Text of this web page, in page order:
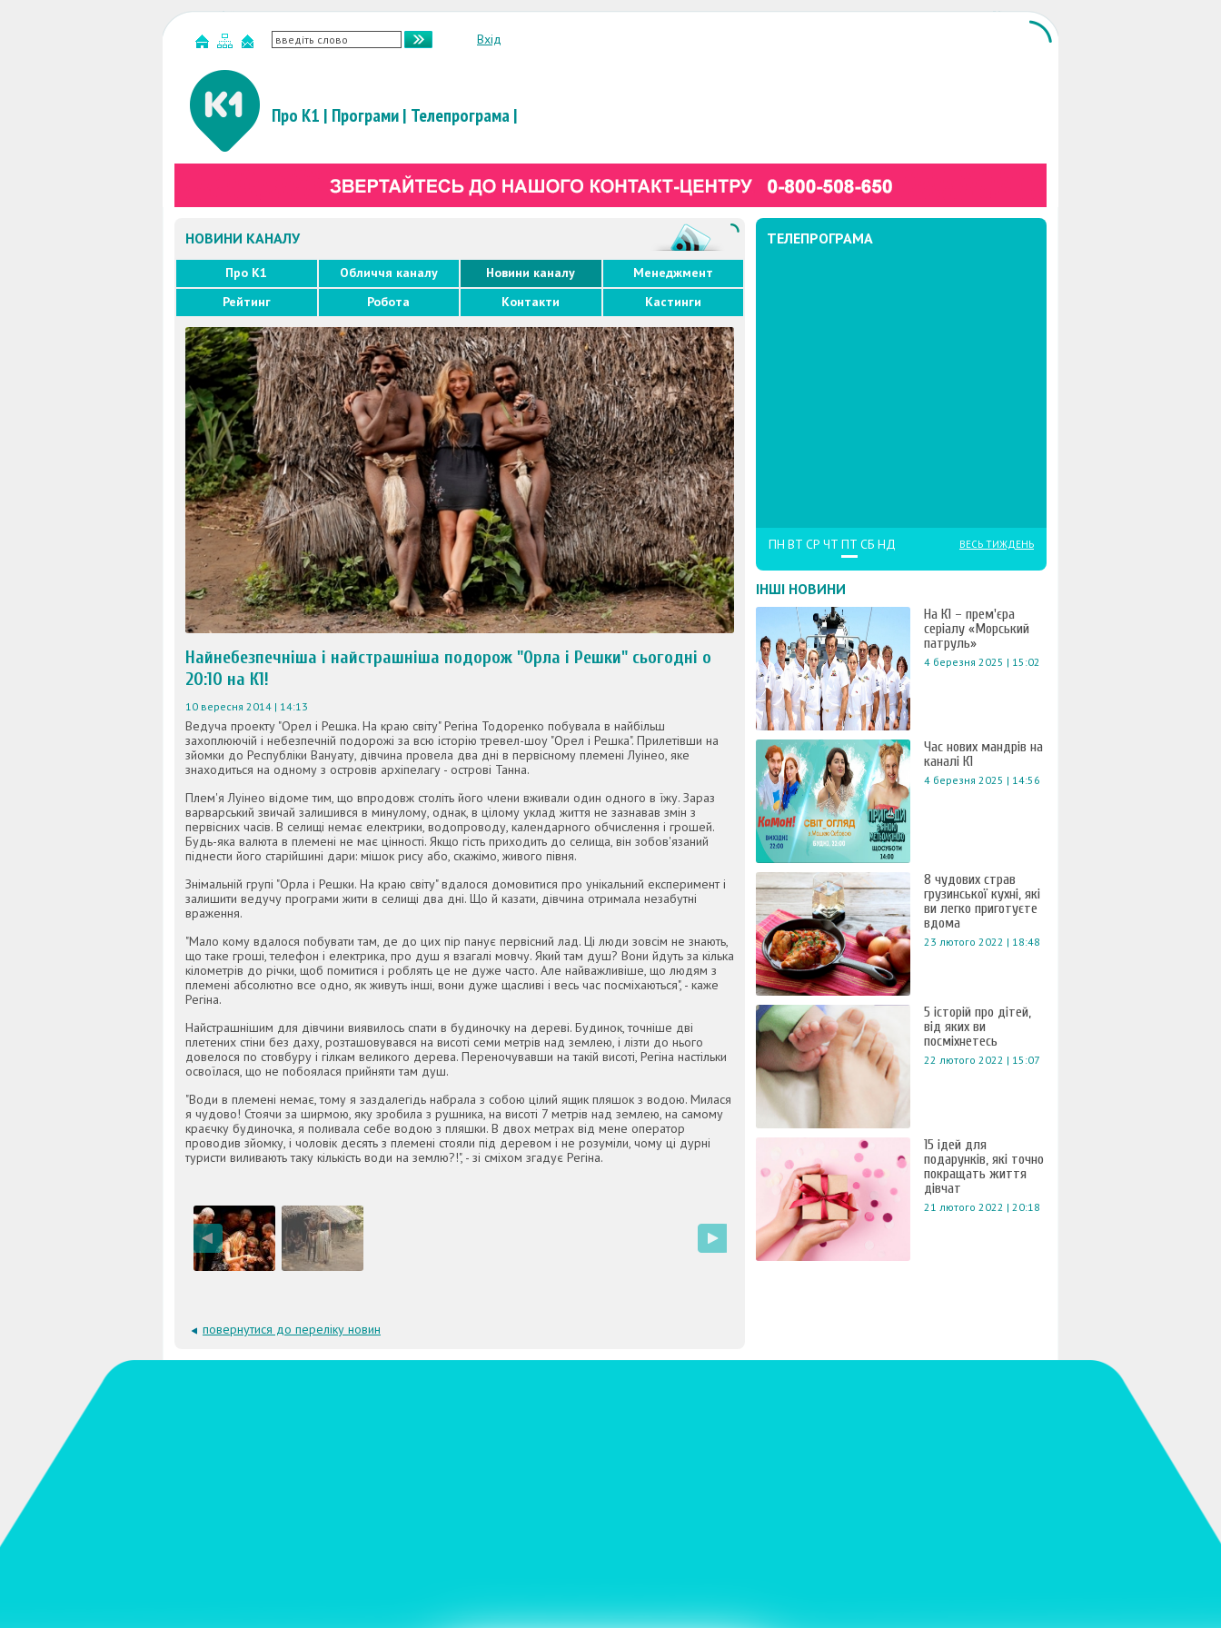
Вхід
Про К1 | Програми| Телепрограма|
НОВИНИ КАНАЛУ
Про K1 Обличчя каналу Новини каналу
Менеджмент
Рейтинг
Робота Контакти Кастинги
Найнебезпечніша і найстрашніша подорож "Орла і Решки" сьогодні о
20:10 на К1!
10 вересня 2014 | 14:13
Ведуча проекту "Орел і Решка. На краю світу" Регіна Тодоренко побувала в найбільш
захоплюючій і небезпечній подорожі за всю історію тревел-шоу "Орел і Решка". Прилетівши на
зйомки до Республіки Вануату, дівчина провела два дні в первісному племені Луінео, яке
знаходиться на одному з островів архіпелагу - острові Танна.
Плем'я Луінео відоме тим, що впродовж століть його члени вживали один одного в їжу. Зараз
варварський звичай залишився в минулому, однак, в цілому уклад життя не зазнавав змін з
первісних часів. В селищі немає електрики, водопроводу, календарного обчислення і грошей.
Будь-яка валюта в племені не має цінності. Якщо гість приходить до селища, він зобов'язаний
піднести його старійшині дари: мішок рису або, скажімо, живого півня.
Знімальній групі "Орла і Решки. На краю світу" вдалося домовитися про унікальний експеримент і
залишити ведучу програми жити в селищі два дні. Що й казати, дівчина отримала незабутні
враження.
"Мало кому вдалося побувати там, де до цих пір панує первісний лад. Ці люди зовсім не знають,
що таке гроші, телефон і електрика, про душ я взагалі мовчу. Який там душ? Вони йдуть за кілька
кілометрів до річки, щоб помитися і роблять це не дуже часто. Але найважливіше, що людям з
племені абсолютно все одно, як живуть інші, вони дуже щасливі і весь час посміхаються", - каже
Регіна.
Найстрашнішим для дівчини виявилось спати в будиночку на дереві. Будинок, точніше дві
плетених стіни без даху, розташовувався на висоті семи метрів над землею, і лізти до нього
довелося по стовбуру і гілкам великого дерева. Переночувавши на такій висоті, Регіна настільки
освоїлася, що не побоялася прийняти там душ.
"Води в племені немає, тому я заздалегідь набрала з собою цілий ящик пляшок з водою. Милася
я чудово! Стоячи за ширмою, яку зробила з рушника, на висоті 7 метрів над землею, на самому
краєчку будиночка, я поливала себе водою з пляшки. В двох метрах від мене оператор
проводив зйомку, і чоловік десять з племені стояли під деревом і не розуміли, чому ці дурні
туристи виливають таку кількість води на землю?!", - зі сміхом згадує Регіна.
повернутися до переліку новин
ТЕЛЕПРОГРАМА
ПН ВТ СР ЧТ ПТ СБ НД ВЕСЬ ТИЖДЕНЬ
ІНШІ НОВИНИ
На К1 – прем'єра
серіалу «Морський
патруль»
4 березня 2025 | 15:02
Час нових мандрів на
каналі К1
4 березня 2025 | 14:56
8 чудових страв
грузинської кухні, які
ви легко приготуєте
вдома
23 лютого 2022 | 18:48
5 історій про дітей,
від яких ви
посміхнетесь
22 лютого 2022 | 15:07
15 ідей для
подарунків, які точно
покращать життя
дівчат
21 лютого 2022 | 20:18